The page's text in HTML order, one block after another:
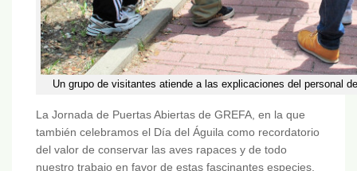
Un grupo de visitantes atiende a las explicaciones del personal
La Jornada de Puertas Abiertas de GREFA, en la que
también celebramos el Día del Águila como recordatorio
del valor de conservar las aves rapaces y de todo
nuestro trabajo en favor de estas fascinantes especies,